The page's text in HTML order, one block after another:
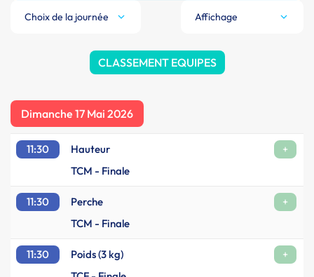
Choix de la journée Affichage
CLASSEMENT EQUIPES
Dimanche 17 Mai 2026
11:30 Hauteur
+
TCM - Finale
11:30 Perche
+
TCM - Finale
11:30 Poids (3 kg)
+